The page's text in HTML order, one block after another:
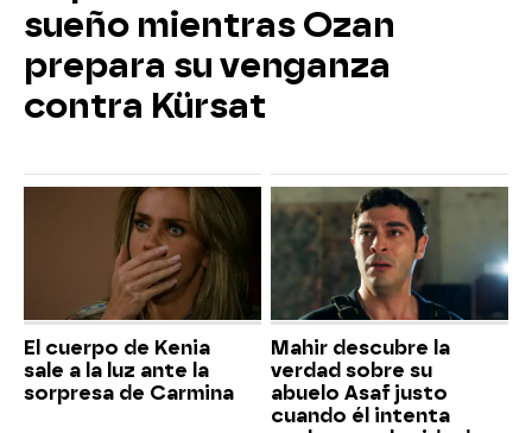
sueño mientras Ozan
prepara su venganza
contra Kürsat
El cuerpo de Kenia
sale a la luz ante la
sorpresa de Carmina
Mahir descubre la
verdad sobre su
abuelo Asaf justo
cuando él intenta